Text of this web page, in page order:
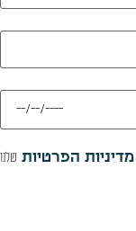
מדיניות הפרטיות שלנו